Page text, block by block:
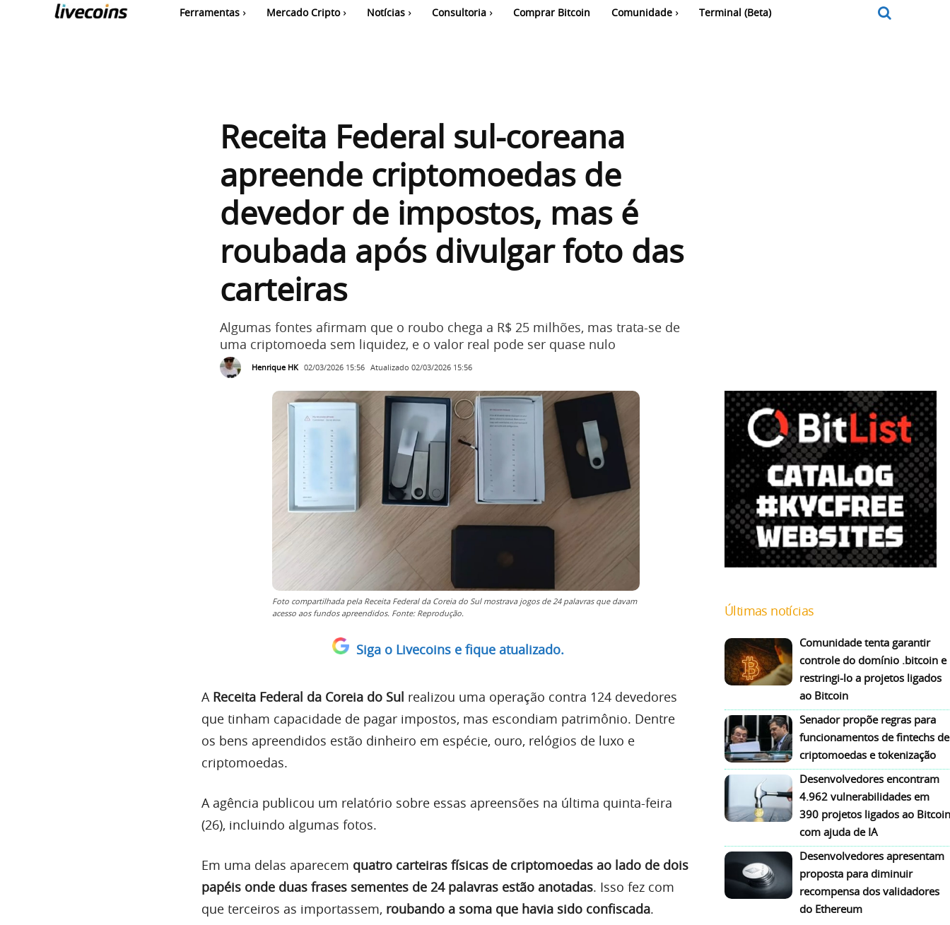
Ferramentas Mercado Cripto Notícias Consultoria Comprar Bitcoin Comunidade Terminal (Beta)
Receita Federal sul-coreana
apreende criptomoedas de
devedor de impostos, mas é
roubada após divulgar foto das
carteiras
Algumas fontes afirmam que o roubo chega a R$ 25 milhões, mas trata-se de
uma criptomoeda sem liquidez, e o valor real pode ser quase nulo
Henrique HK 02/03/2026 15:56 Atualizado 02/03/2026 15:56
Foto compartilhada pela Receita Federal da Coreia do Sul mostrava jogos de 24 palavras que davam
acesso aos fundos apreendidos. Fonte: Reprodução.
Siga o Livecoins e fique atualizado.
A Receita Federal da Coreia do Sul realizou uma operação contra 124 devedores
que tinham capacidade de pagar impostos, mas escondiam patrimônio. Dentre
os bens apreendidos estão dinheiro em espécie, ouro, relógios de luxo e
criptomoedas.
A agência publicou um relatório sobre essas apreensões na última quinta-feira
(26), incluindo algumas fotos.
Em uma delas aparecem quatro carteiras físicas de criptomoedas ao lado de dois
papéis onde duas frases sementes de 24 palavras estão anotadas. Isso fez com
que terceiros as importassem, roubando a soma que havia sido confiscada.
Últimas notícias
Comunidade tenta garantir
controle do domínio .bitcoin e
restringi-lo a projetos ligados
ao Bitcoin
Senador propõe regras para
funcionamentos de fintechs de
criptomoedas e tokenização
Desenvolvedores encontram
4.962 vulnerabilidades em
390 projetos ligados ao Bitcoin
com ajuda de IA
Desenvolvedores apresentam
proposta para diminuir
recompensa dos validadores
do Ethereum